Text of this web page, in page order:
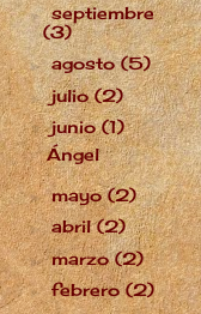
►septiembre
(3)
►agosto(5)
►julio(2)
▼junio(1)
Ángel
►mayo(2)
►abril(2)
►marzo(2)
►febrero(2)